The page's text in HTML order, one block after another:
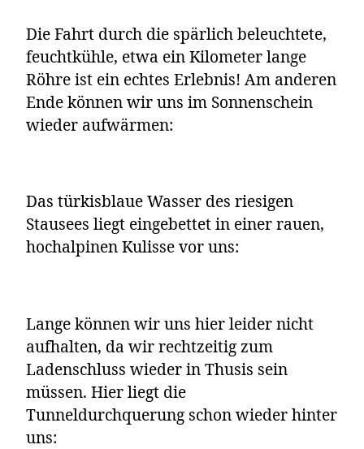
Die Fahrt durch die spärlich beleuchtete,
feuchtkühle, etwa ein Kilometer lange
Röhre ist ein echtes Erlebnis! Am anderen
Ende können wir uns im Sonnenschein
wieder aufwärmen:
Das türkisblaue Wasser des riesigen
Stausees liegt eingebettet in einer rauen,
hochalpinen Kulisse vor uns:
Lange können wir uns hier leider nicht
aufhalten, da wir rechtzeitig zum
Ladenschluss wieder in Thusis sein
müssen. Hier liegt die
Tunneldurchquerung schon wieder hinter
uns: